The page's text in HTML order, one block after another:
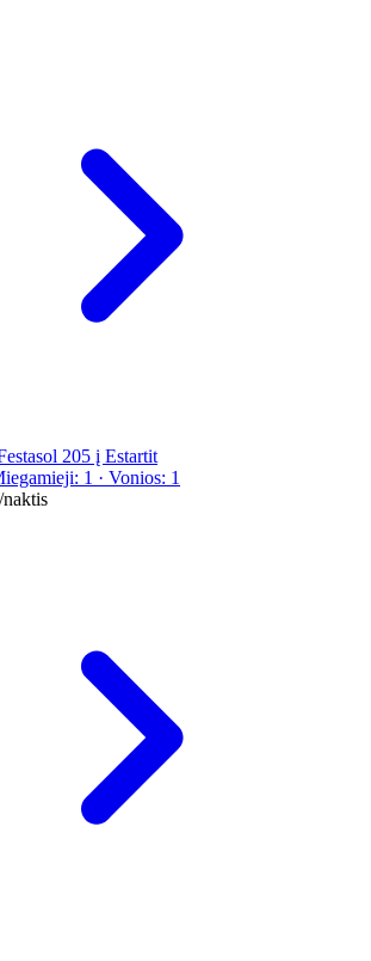
205 į Estartit
1 · Vonios: 1
/naktis